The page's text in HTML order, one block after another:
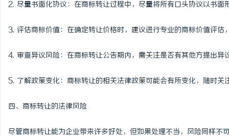
2. 尽量书面化协议：在商标转让过程中，尽量将所有口头协议以书面
3. 评估商标价值：在确定转让价格时，建议进行专业的商标价值评
4. 审查异议风险：在商标转让公告期内，需关注是否有其他方提出
5. 了解政策变化：商标转让的相关法律政策可能会有所变化，随时
四、商标转让的法律风险
尽管商标转让能为企业带来许多好处，但如果处理不当，风险同样不